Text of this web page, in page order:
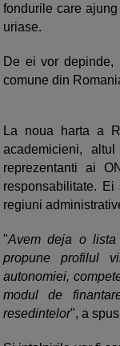
fondurile care
uriase.
De ei vor
comune din
La noua harta a
academicieni,
reprezentanti ai
responsabilitate.
regiuni
"Avem deja o
propune profilul
autonomiei,
modul de
resedintelor", a spus